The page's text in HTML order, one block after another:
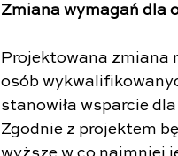
Zmiana wymagań dla
Projektowana zmiana
osób
stanowiła wsparcie
Zgodnie z projektem